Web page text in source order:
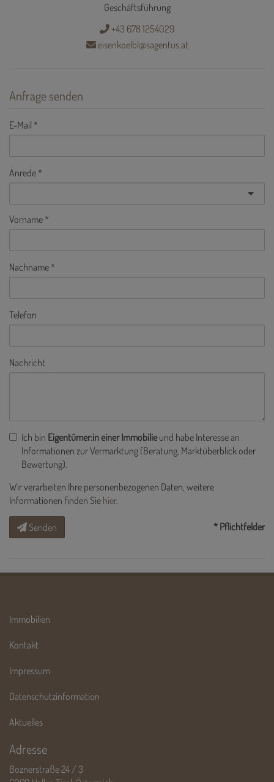
Geschäftsführung
+43 678 1254029
eisenkoelbl@sagentus.at
Anfrage senden
E-Mail
Anrede
Vorname
Nachname
Telefon
Nachricht
Ich bin Eigentümer:in einer Immobilieund habe Interesse an
Informationen zur Vermarktung (Beratung, Marktüberblick oder
Bewertung).
Wir verarbeiten Ihre personenbezogenen Daten, weitere
Informationen finden Sie hier.
Senden * Pflichtfelder
Immobilien
Kontakt
Impressum
Datenschutzinformation
Aktuelles
Adresse
Boznerstraße 24 / 3